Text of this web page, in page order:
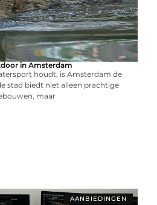
in Amsterdam
houdt, is Amsterdam de
stad biedt niet alleen prachtige
maar
AANBIEDINGEN